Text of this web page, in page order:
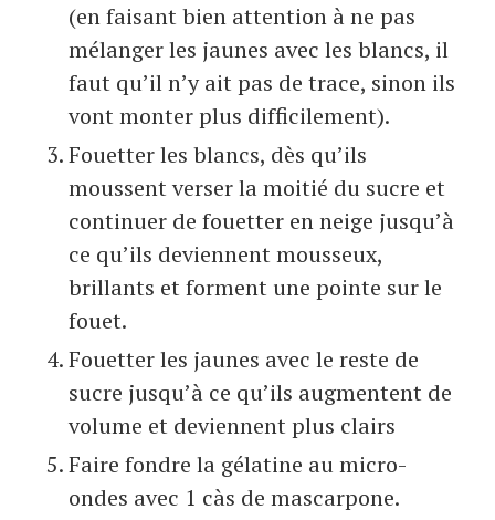
(en faisant bien attention à ne pas
mélanger les jaunes avec les blancs, il
faut qu’il n’y ait pas de trace, sinon ils
vont monter plus difficilement).
Fouetter les blancs, dès qu’ils
moussent verser la moitié du sucre et
continuer de fouetter en neige jusqu’à
ce qu’ils deviennent mousseux,
brillants et forment une pointe sur le
fouet.
Fouetter les jaunes avec le reste de
sucre jusqu’à ce qu’ils augmentent de
volume et deviennent plus clairs
Faire fondre la gélatine au micro-
ondes avec 1 càs de mascarpone.